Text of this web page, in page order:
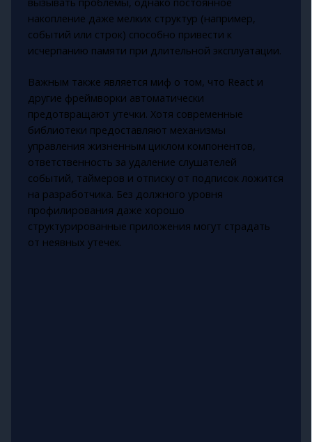
накопление даже мелких структур (например,
событий или строк) способно привести к
исчерпанию памяти при длительной эксплуатации.
Важным также является миф о том, что React и
другие фреймворки автоматически
предотвращают утечки. Хотя современные
библиотеки предоставляют механизмы
управления жизненным циклом компонентов,
ответственность за удаление слушателей
событий, таймеров и отписку от подписок ложится
на разработчика. Без должного уровня
профилирования даже хорошо
структурированные приложения могут страдать
от неявных утечек.